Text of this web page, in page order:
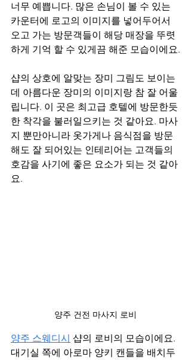
너무 예쁩니다. 많은 손님이 볼 수 있는
카운터에 로고의 이미지를 넣어두어서
오고 가는 방문객들이 해당 매장을 뚜렷
하게 기억 할 수 있게끔 해준 모습이에요.
샵의 상호에 알맞는 장미 그림도 보이는
데 아름다운 장미의 이미지랑 참 잘 어울
립니다. 이 곳은 최고급 호텔에 방문한듯
한 착각을 불러일으키는 것 같아요. 마사
지 뿐만아니라 옷가게나 음식점을 방문
해도 잘 되어있는 인테리어는 고객들의
호감을 사기에 좋은 요소가 되는 것 같아
요.
양주 건전 마사지 로비
양주 스웨디시 샵의 로비의 모습이에요.
대기실 쪽에 아로마 양키 캔들을 배치두